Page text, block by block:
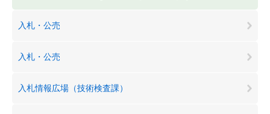
入札・公売
入札・公売
入札情報広場（技術検査課）